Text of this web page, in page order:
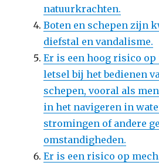
natuurkrachten.
Boten en schepen zijn
diefstal en vandalisme.
Er is een hoog risico
letsel bij het bedienen
schepen, vooral als
in het navigeren in
stromingen of andere
omstandigheden.
Er is een risico op